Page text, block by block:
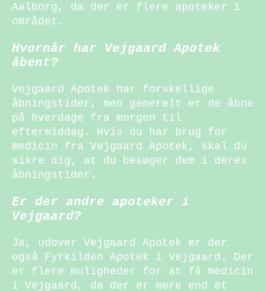
Aalborg, da der er flere apoteker i
området.
Hvornår har Vejgaard Apotek
åbent?
Vejgaard Apotek har forskellige
åbningstider, men generelt er de åbne
på hverdage fra morgen til
eftermiddag. Hvis du har brug for
medicin fra Vejgaard Apotek, skal du
sikre dig, at du besøger dem i deres
åbningstider.
Er der andre apoteker i
Vejgaard?
Ja, udover Vejgaard Apotek er der
også Fyrkilden Apotek i Vejgaard. Der
er flere muligheder for at få medicin
i Vejgaard, da der er mere end et